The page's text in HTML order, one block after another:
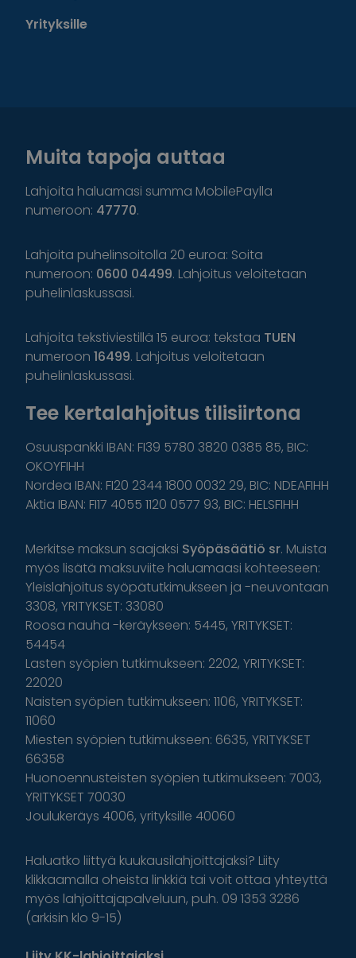
Yrityksille
Muita tapoja auttaa
Lahjoita haluamasi summa MobilePaylla
numeroon: 47770.
Lahjoita puhelinsoitolla 20 euroa: Soita
numeroon: 0600 04499. Lahjoitus veloitetaan
puhelinlaskussasi.
Lahjoita tekstiviestillä 15 euroa: tekstaa TUEN
numeroon 16499. Lahjoitus veloitetaan
puhelinlaskussasi.
Tee kertalahjoitus tilisiirtona
Osuuspankki IBAN: FI39 5780 3820 0385 85, BIC:
OKOYFIHH
Nordea IBAN: FI20 2344 1800 0032 29, BIC: NDEAFIHH
Aktia IBAN: FI17 4055 1120 0577 93, BIC: HELSFIHH
Merkitse maksun saajaksi Syöpäsäätiö sr. Muista
myös lisätä maksuviite haluamaasi kohteeseen:
Yleislahjoitus syöpätutkimukseen ja -neuvontaan
3308, YRITYKSET: 33080
Roosa nauha -keräykseen: 5445, YRITYKSET:
54454
Lasten syöpien tutkimukseen: 2202, YRITYKSET:
22020
Naisten syöpien tutkimukseen: 1106, YRITYKSET:
11060
Miesten syöpien tutkimukseen: 6635, YRITYKSET
66358
Huonoennusteisten syöpien tutkimukseen: 7003,
YRITYKSET 70030
Joulukeräys 4006, yrityksille 40060
Haluatko liittyä kuukausilahjoittajaksi? Liity
klikkaamalla oheista linkkiä tai voit ottaa yhteyttä
myös lahjoittajapalveluun, puh. 09 1353 3286
(arkisin klo 9-15)